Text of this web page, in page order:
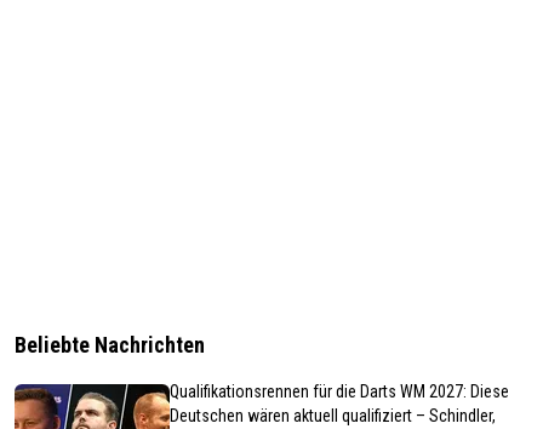
Beliebte Nachrichten
Qualifikationsrennen für die Darts WM 2027: Diese
Deutschen wären aktuell qualifiziert – Schindler,